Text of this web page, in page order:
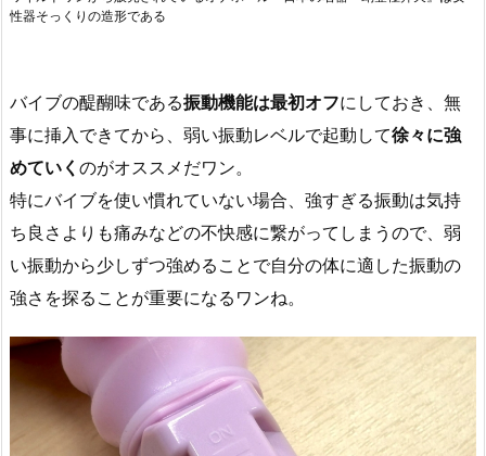
性器そっくりの造形である
バイブの醍醐味である振動機能は最初オフにしておき、無
事に挿入できてから、弱い振動レベルで起動して徐々に強
めていく のがオススメだワン。
特にバイブを使い慣れていない場合、強すぎる振動は気持
ち良さよりも痛みなどの不快感に繋がってしまうので、弱
い振動から少しずつ強めることで自分の体に適した振動の
強さを探ることが重要になるワンね。